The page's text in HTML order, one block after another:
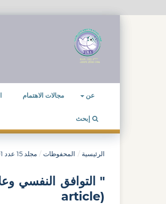
عن مجالات الاهتمام
إبحث
الرئيسية / المحفوظات / مجلد 15 عدد 01 (2018): 15(01)-2018
" التوافق النفسي
(article